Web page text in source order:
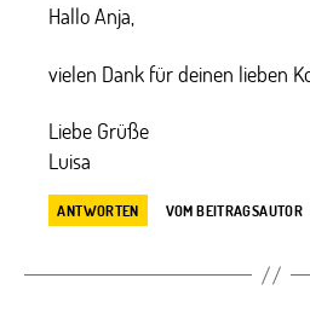
Hallo Anja,
vielen Dank für deinen lieben
Liebe Grüße
Luisa
ANTWORTEN VOM BEITRAGSAUTOR